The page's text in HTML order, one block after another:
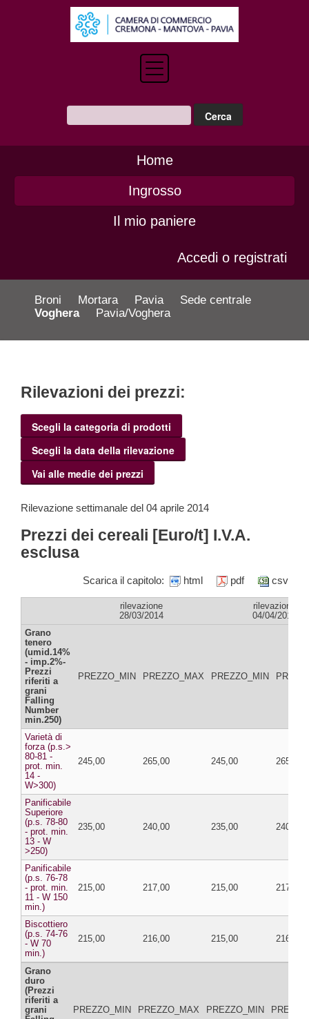
Home
Ingrosso
Il mio paniere
Accedi o registrati
Broni Mortara Pavia
Sede centrale
Voghera
Pavia/Voghera
Rilevazioni dei prezzi:
Scegli la categoria di prodotti
Scegli la data della rilevazione
Vai alle medie dei prezzi
Rilevazione settimanale del 04 aprile 2014
Prezzi dei cereali [Euro/t] I.V.A.
esclusa
Scarica il capitolo: html pdf csv
rilevazione
28/03/2014
rilevazione
04/04/2014
Grano
tenero
(umid.14%
- imp.2%-
Prezzi
riferiti a
grani
Falling
Number
min.250)
PREZZO_MIN PREZZO_MAX PREZZO_MIN
Varietà di
forza (p.s.>
80-81 -
prot. min.
14 -
W>300)
245,00 265,00 245,00 265,00
Panificabile
Superiore
(p.s. 78-80
- prot. min.
13 - W
>250)
235,00 240,00 235,00 240,00
Panificabile
(p.s. 76-78
- prot. min.
11 - W 150
min.)
215,00 217,00 215,00 217,00
Biscottiero
(p.s. 74-76
- W 70
min.)
215,00 216,00 215,00 216,00
Grano
duro
(Prezzi
riferiti a
grani
PREZZO_MIN PREZZO_MAX PREZZO_MIN